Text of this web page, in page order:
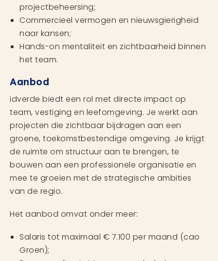
projectbeheersing;
Commercieel vermogen en nieuwsgierigheid
naar kansen;
Hands-on mentaliteit en zichtbaarheid binnen
het team.
Aanbod
idverde biedt een rol met directe impact op
team, vestiging en leefomgeving. Je werkt aan
projecten die zichtbaar bijdragen aan een
groene, toekomstbestendige omgeving. Je krijgt
de ruimte om structuur aan te brengen, te
bouwen aan een professionele organisatie en
mee te groeien met de strategische ambities
van de regio.
Het aanbod omvat onder meer:
Salaris tot maximaal € 7.100 per maand (cao
Groen);